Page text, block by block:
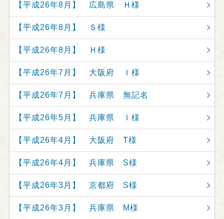
【平成26年8月】 広島県 Ｈ様
【平成26年8月】 Ｓ様
【平成26年8月】 Ｈ様
【平成26年7月】 大阪府 Ｉ様
【平成26年7月】 兵庫県 無記名
【平成26年5月】 兵庫県 Ｉ様
【平成26年4月】 大阪府 T様
【平成26年4月】 兵庫県 S様
【平成26年3月】 京都府 S様
【平成26年3月】 兵庫県 M様